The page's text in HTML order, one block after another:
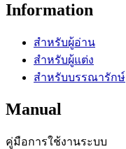
Information
สำหรับผู้อ่าน
สำหรับผู้แต่ง
สำหรับบรรณารักษ์
Manual
คู่มือการใช้งานระบบ